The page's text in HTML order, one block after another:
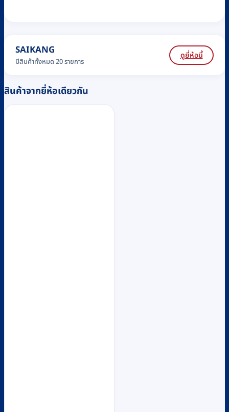
SAIKANG
มีสินค้าทั้งหมด 20 รายการ
ดูยี่ห้อนี้
สินค้าจากยี่ห้อเดียวกัน